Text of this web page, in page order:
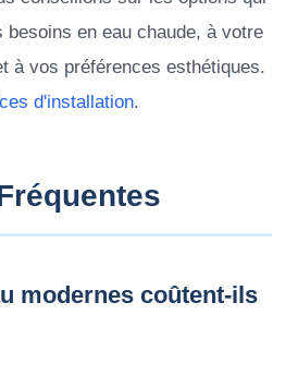
besoins en eau chaude, à votre
à vos préférences esthétiques.
d'installation.
modernes coûtent-ils